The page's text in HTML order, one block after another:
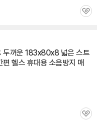
관
두꺼운 183x80x8 넓은 스트
편 헬스 휴대용 소음방지 매
관